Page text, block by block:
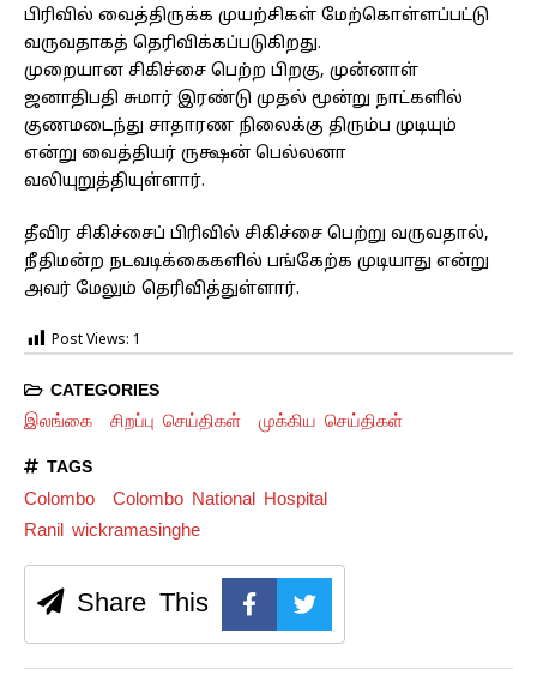
பிரிவில் வைத்திருக்க முயற்சிகள் மேற்கொள்ளப்பட்டு
வருவதாகத் தெரிவிக்கப்படுகிறது.
முறையான சிகிச்சை பெற்ற பிறகு, முன்னாள்
ஜனாதிபதி சுமார் இரண்டு முதல் மூன்று நாட்களில்
குணமடைந்து சாதாரண நிலைக்கு திரும்ப முடியும்
என்று வைத்தியர் ருக்ஷன் பெல்லனா
வலியுறுத்தியுள்ளார்.
தீவிர சிகிச்சைப் பிரிவில் சிகிச்சை பெற்று வருவதால்,
நீதிமன்ற நடவடிக்கைகளில் பங்கேற்க முடியாது என்று
அவர் மேலும் தெரிவித்துள்ளார்.
Post Views: 1
CATEGORIES
இலங்கை சிறப்பு செய்திகள் முக்கிய செய்திகள்
TAGS
Colombo
Colombo National Hospital
Ranil wickramasinghe
Share This